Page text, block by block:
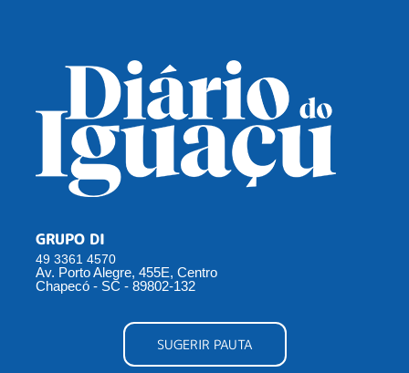
GRUPO DI
49 3361 4570
Av. Porto Alegre, 455E, Centro
Chapecó - SC - 89802-132
SUGERIR PAUTA